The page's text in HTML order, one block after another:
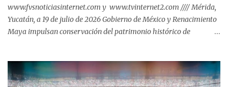
www.fvsnoticiasinternet.com y www.tvinternet2.com //// Mérida,
Yucatán, a 19 de julio de 2026 Gobierno de México y Renacimiento
Maya impulsan conservación del patrimonio histórico de
preserva, difunde y acerca el patrimonio cultural maya a
comunidades, visitantes y nuevas generaciones. La coordinación